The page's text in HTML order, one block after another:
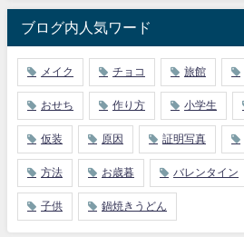
ブログ内人気ワード
メイク チョコ 旅館
おせち 作り方 小学生
仮装 原因 証明写真
方法 お歳暮 バレンタイン
子供 鍋焼きうどん